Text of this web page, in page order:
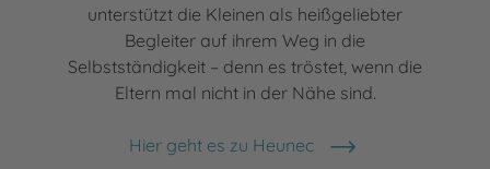
unterstützt die Kleinen als heißgeliebter
Begleiter auf ihrem Weg in die
Selbstständigkeit – denn es tröstet, wenn die
Eltern mal nicht in der Nähe sind.
Hier geht es zu Heunec